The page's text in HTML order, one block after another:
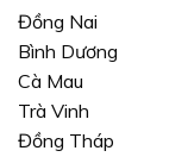
Đồng Nai
Bình Dương
Cà Mau
Trà Vinh
Đồng Tháp